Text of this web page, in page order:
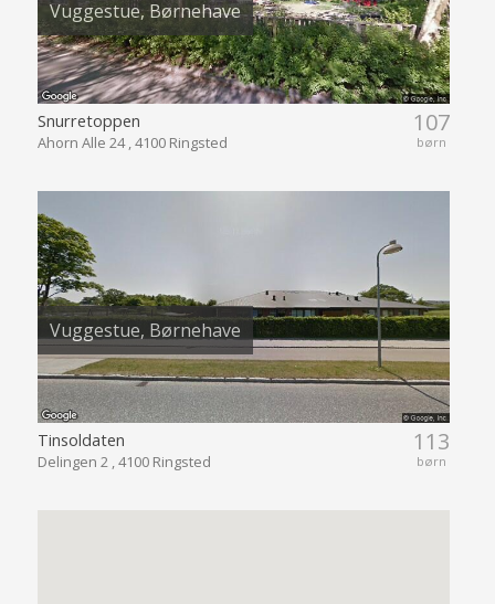
Vuggestue, Børnehave
107
børn
Snurretoppen
Ahorn Alle 24 , 4100 Ringsted
Vuggestue, Børnehave
113
børn
Tinsoldaten
Delingen 2 , 4100 Ringsted